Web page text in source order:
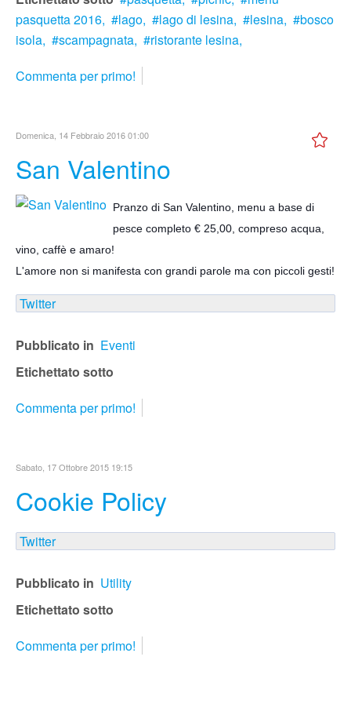
pasquetta 2016,
lago, lago di lesina, lesina,
bosco
isola,
scampagnata,
ristorante lesina,
Commenta per primo!
Domenica, 14 Febbraio 2016 01:00
San Valentino
Pranzo di San Valentino, menu a base di
pesce completo € 25,00, compreso acqua,
vino, caffè e amaro!
L'amore non si manifesta con grandi parole ma con piccoli gesti!
Twitter
Pubblicato in Eventi
Etichettato sotto
Commenta per primo!
Sabato, 17 Ottobre 2015 19:15
Cookie Policy
Twitter
Pubblicato in Utility
Etichettato sotto
Commenta per primo!